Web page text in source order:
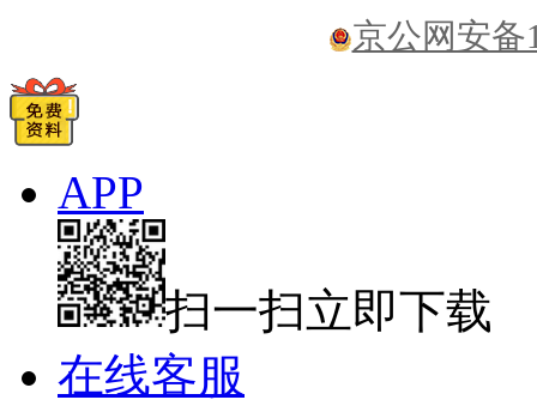
京公网安备
APP
扫一扫立即下载
在线客服